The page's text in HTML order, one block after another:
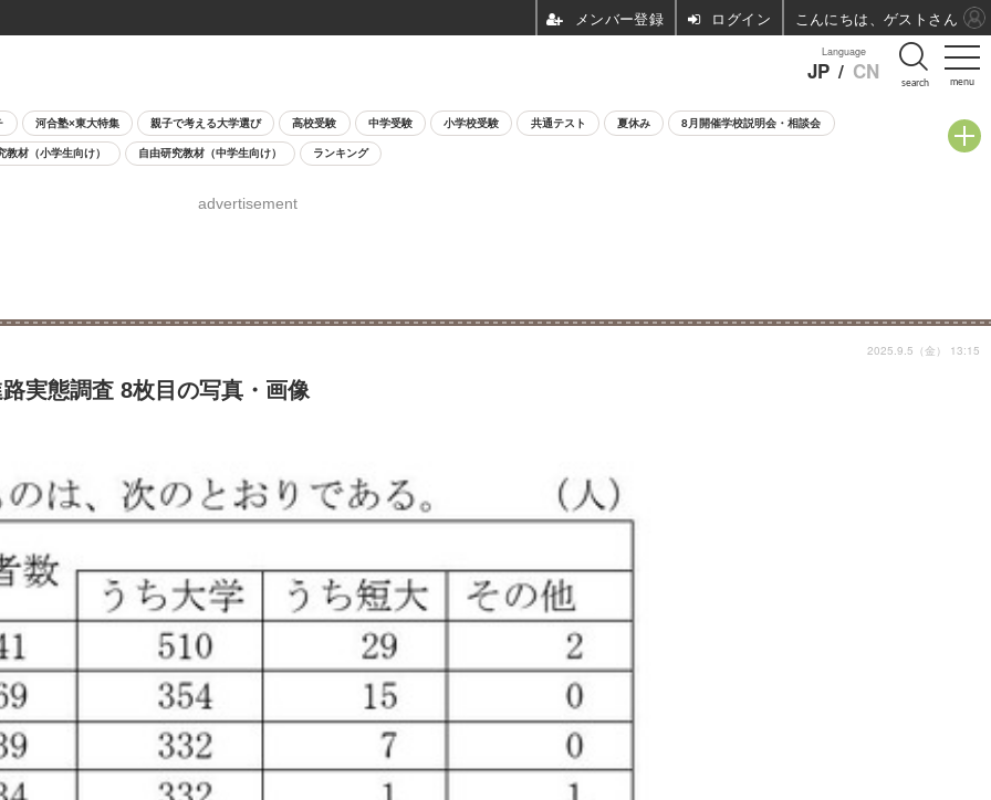
menu
Language
JP / CN search
河合塾×東大特集 親子で考える大学選び 高校受験 中学受験 小学校受験 共通テスト 夏休み 8月開催学校説明会・相談会
教材（小学生向け） 自由研究教材（中学生向け） ランキング
advertisement
実態調査 8枚目の写真・画像
2025.9.5（金） 13:15
ログイン こんにちは、ゲストさん